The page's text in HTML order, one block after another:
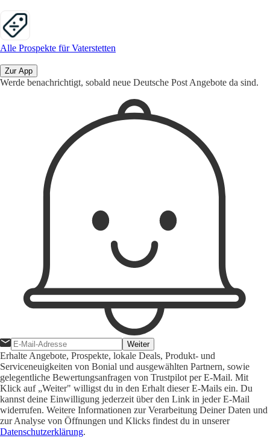
Alle Prospekte für Vaterstetten
Zur App
Werde benachrichtigt, sobald neue Deutsche Post Angebote da sind.
Weiter
Erhalte Angebote, Prospekte, lokale Deals, Produkt- und
Serviceneuigkeiten von Bonial und ausgewählten Partnern, sowie
gelegentliche Bewertungsanfragen von Trustpilot per E-Mail. Mit
Klick auf „Weiter" willigst du in den Erhalt dieser E-Mails ein. Du
kannst deine Einwilligung jederzeit über den Link in jeder E-Mail
widerrufen. Weitere Informationen zur Verarbeitung Deiner Daten und
zur Analyse von Öffnungen und Klicks findest du in unserer
Datenschutzerklärung.